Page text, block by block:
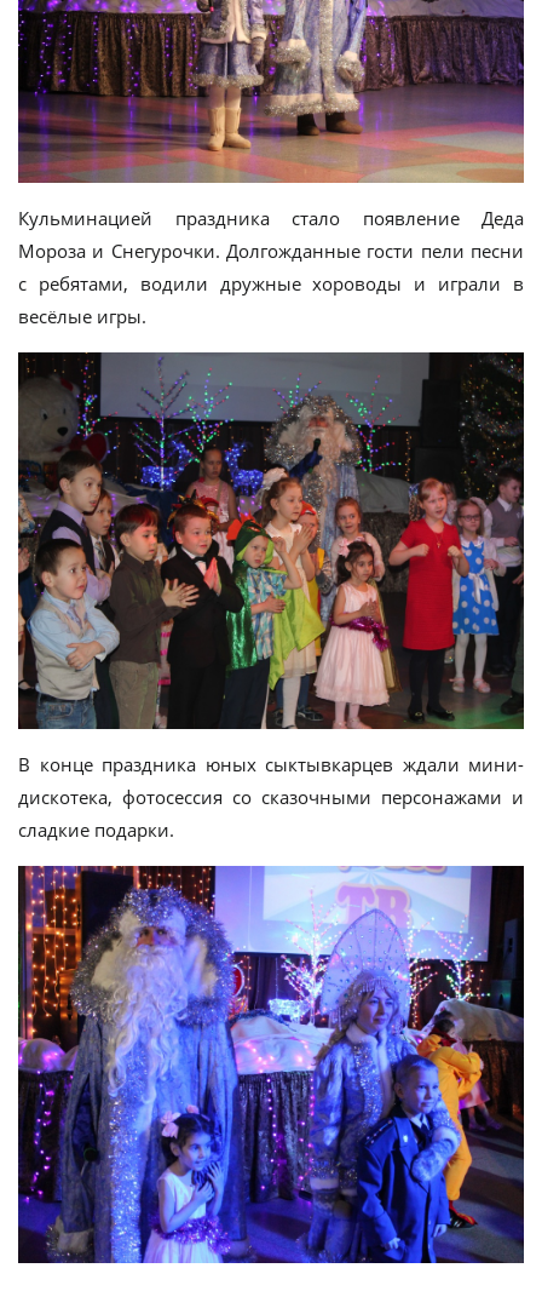
Кульминацией праздника стало появление Деда
Мороза и Снегурочки. Долгожданные гости пели песни
с ребятами, водили дружные хороводы и играли в
весёлые игры.
В конце праздника юных сыктывкарцев ждали мини-
дискотека, фотосессия со сказочными персонажами и
сладкие подарки.